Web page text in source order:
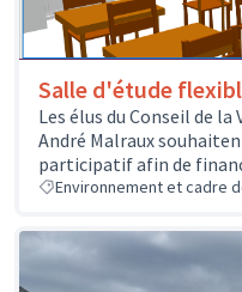
Salle d'étude
Les élus du Conseil de
André Malraux
participatif afin de
Environnement et cadre